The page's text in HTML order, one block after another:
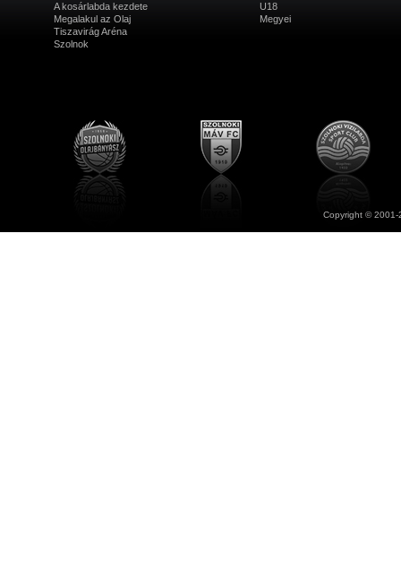
A kosárlabda kezdete
Megalakul az Olaj
Tiszavirág Aréna
Szolnok
U18
Megyei
Copyright ©